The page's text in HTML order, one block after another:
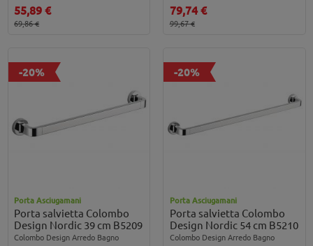
55,89 €
69,86 €
79,74 €
99,67 €
-20%
Porta Asciugamani
Porta salvietta Colombo
Design Nordic 39 cm B5209
Colombo Design Arredo Bagno
-20%
Porta Asciugamani
Porta salvietta Colombo
Design Nordic 54 cm B5210
Colombo Design Arredo Bagno